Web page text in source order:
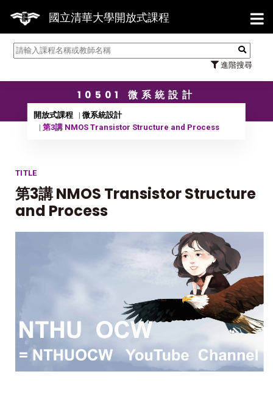
國立清華大學開放式課程
進階搜尋
【
10501 微系統設計
開放式課程
微系統設計
第3講 NMOS Transistor Structure and Process
TITLE
第3講 NMOS Transistor Structure
and Process